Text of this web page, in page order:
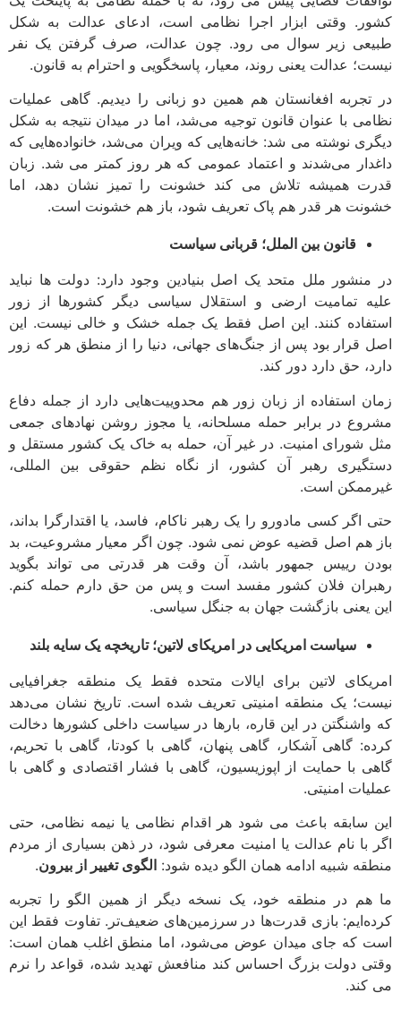
کشور. وقتی ابزار اجرا نظامی است، ادعای عدالت به شکل
طبیعی زیر سوال می رود. چون عدالت، صرف گرفتن یک نفر
نیست؛ عدالت یعنی روند، معیار، پاسخگویی و احترام به قانون.
در تجربه افغانستان هم همین دو زبانی را دیدیم. گاهی عملیات
نظامی با عنوان قانون توجیه می‌شد، اما در میدان نتیجه به شکل
دیگری نوشته می شد: خانه‌هایی که ویران می‌شد، خانواده‌هایی که
داغدار می‌شدند و اعتماد عمومی که هر روز کمتر می شد. زبان
قدرت همیشه تلاش می کند خشونت را تمیز نشان دهد، اما
خشونت هر قدر هم پاک تعریف شود، باز هم خشونت است.
قانون بین الملل؛ قربانی سیاست
در منشور ملل متحد یک اصل بنیادین وجود دارد: دولت ها نباید
علیه تمامیت ارضی و استقلال سیاسی دیگر کشورها از زور
استفاده کنند. این اصل فقط یک جمله خشک و خالی نیست. این
اصل قرار بود پس از جنگ‌های جهانی، دنیا را از منطق هر که زور
دارد، حق دارد دور کند.
زمان استفاده از زبان زور هم محدوییت‌هایی دارد از جمله دفاع
مشروع در برابر حمله مسلحانه، یا مجوز روشن نهادهای جمعی
مثل شورای امنیت. در غیر آن، حمله به خاک یک کشور مستقل و
دستگیری رهبر آن کشور، از نگاه نظم حقوقی بین المللی،
غیرممکن است.
حتی اگر کسی مادورو را یک رهبر ناکام، فاسد، یا اقتدارگرا بداند،
باز هم اصل قضیه عوض نمی شود. چون اگر معیار مشروعیت، بد
بودن رییس جمهور باشد، آن وقت هر قدرتی می تواند بگوید
رهبران فلان کشور مفسد است و پس من حق دارم حمله کنم.
این یعنی بازگشت جهان به جنگل سیاسی.
سیاست امریکایی در امریکای لاتین؛ تاریخچه یک سایه بلند
امریکای لاتین برای ایالات متحده فقط یک منطقه جغرافیایی
نیست؛ یک منطقه امنیتی تعریف شده است. تاریخ نشان می‌دهد
که واشنگتن در این قاره، بارها در سیاست داخلی کشورها دخالت
کرده: گاهی آشکار، گاهی پنهان، گاهی با کودتا، گاهی با تحریم،
گاهی با حمایت از اپوزیسیون، گاهی با فشار اقتصادی و گاهی با
عملیات امنیتی.
این سابقه باعث می شود هر اقدام نظامی یا نیمه نظامی، حتی
اگر با نام عدالت یا امنیت معرفی شود، در ذهن بسیاری از مردم
منطقه شبیه ادامه همان الگو دیده شود: الگوی تغییر از بیرون.
ما هم در منطقه خود، یک نسخه دیگر از همین الگو را تجربه
کرده‌ایم: بازی قدرت‌ها در سرزمین‌های ضعیف‌تر. تفاوت فقط این
است که جای میدان عوض می‌شود، اما منطق اغلب همان است:
وقتی دولت بزرگ احساس کند منافعش تهدید شده، قواعد را نرم
می کند.